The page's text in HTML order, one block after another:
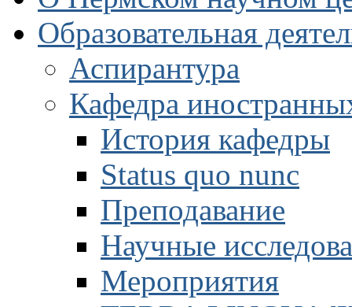
Образовательная
Аспирантура
Кафедра
История кафедры
Status quo nunc
Преподавание
Научные
Мероприятия